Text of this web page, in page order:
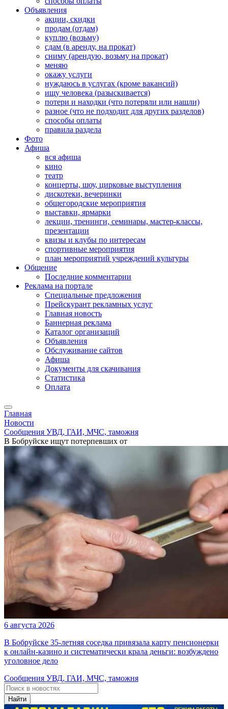
Объявления
акции, скидки
продам (отдам)
куплю (возьму)
сдам (в аренду, на прокат)
сниму (арендую, возьму на прокат)
меняю
окажу услуги
нуждаюсь в услугах (кроме вакансий)
ищу человека (разыскивается)
потери и находки (что потеряли или нашли)
разное (что не подходит для других разделов)
способы оплаты
правила раздела
Фото
Афиша
вся афиша
кино
театр
концерты, шоу, цирковые выступления
дискотеки, вечеринки
общегородские мероприятия
выставки, ярмарки
лекции, тренинги, семинары, мастер-классы,
презентации
квизы и клубы по интересам
спортивные мероприятия
план мероприятий учреждений культуры
Общение
Последние комментарии
Реклама на портале
Специальные предложения
Прейскурант рекламных услуг
Главная новость
Баннерная реклама
Каталог организаций
Объявления
Обслуживание сайтов
Афиша
Документы для скачивания
Статистика
Оплата
Главная
Новости
Сообщения УВД, ГАИ, МЧС, таможня
В Бобруйске ищут потерпевших от
6 августа 2026
В Бобруйске 35-летняя соседка привязала карту пенсионерки
к онлайн-казино и систематически крала деньги: возбуждено
уголовное дело
Сообщения УВД, ГАИ, МЧС, таможня
Найти